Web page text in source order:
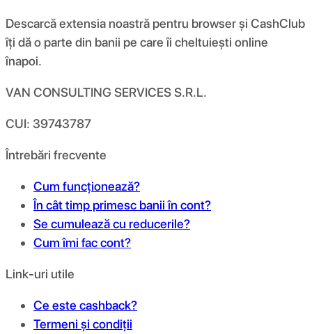
Descarcă extensia noastră pentru browser și CashClub
îți dă o parte din banii pe care îi cheltuiești online
înapoi.
VAN CONSULTING SERVICES S.R.L.
CUI: 39743787
Întrebări frecvente
Cum funcționează?
În cât timp primesc banii în cont?
Se cumulează cu reducerile?
Cum îmi fac cont?
Link-uri utile
Ce este cashback?
Termeni și condiții